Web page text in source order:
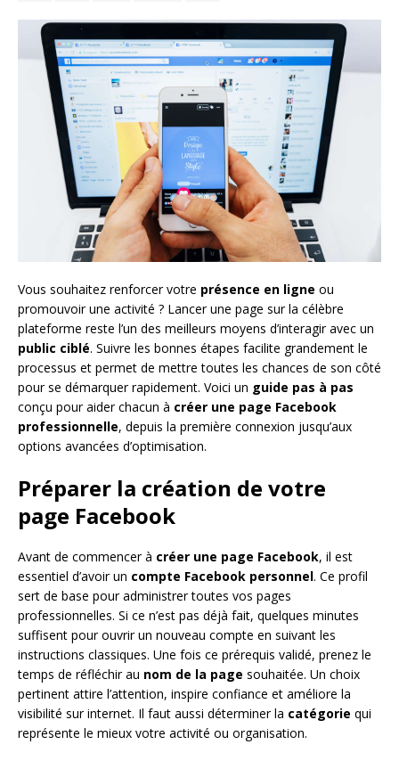
Vous souhaitez renforcer votre présence en ligne ou
promouvoir une activité ? Lancer une page sur la célèbre
plateforme reste l’un des meilleurs moyens d’interagir avec un
public ciblé. Suivre les bonnes étapes facilite grandement le
processus et permet de mettre toutes les chances de son côté
pour se démarquer rapidement. Voici un guide pas à pas
conçu pour aider chacun à créer une page Facebook
professionnelle, depuis la première connexion jusqu’aux
options avancées d’optimisation.
Préparer la création de votre
page Facebook
Avant de commencer à créer une page Facebook, il est
essentiel d’avoir un compte Facebook personnel. Ce profil
sert de base pour administrer toutes vos pages
professionnelles. Si ce n’est pas déjà fait, quelques minutes
suffisent pour ouvrir un nouveau compte en suivant les
instructions classiques. Une fois ce prérequis validé, prenez le
temps de réfléchir au nom de la page souhaitée. Un choix
pertinent attire l’attention, inspire confiance et améliore la
visibilité sur internet. Il faut aussi déterminer la catégorie qui
représente le mieux votre activité ou organisation.